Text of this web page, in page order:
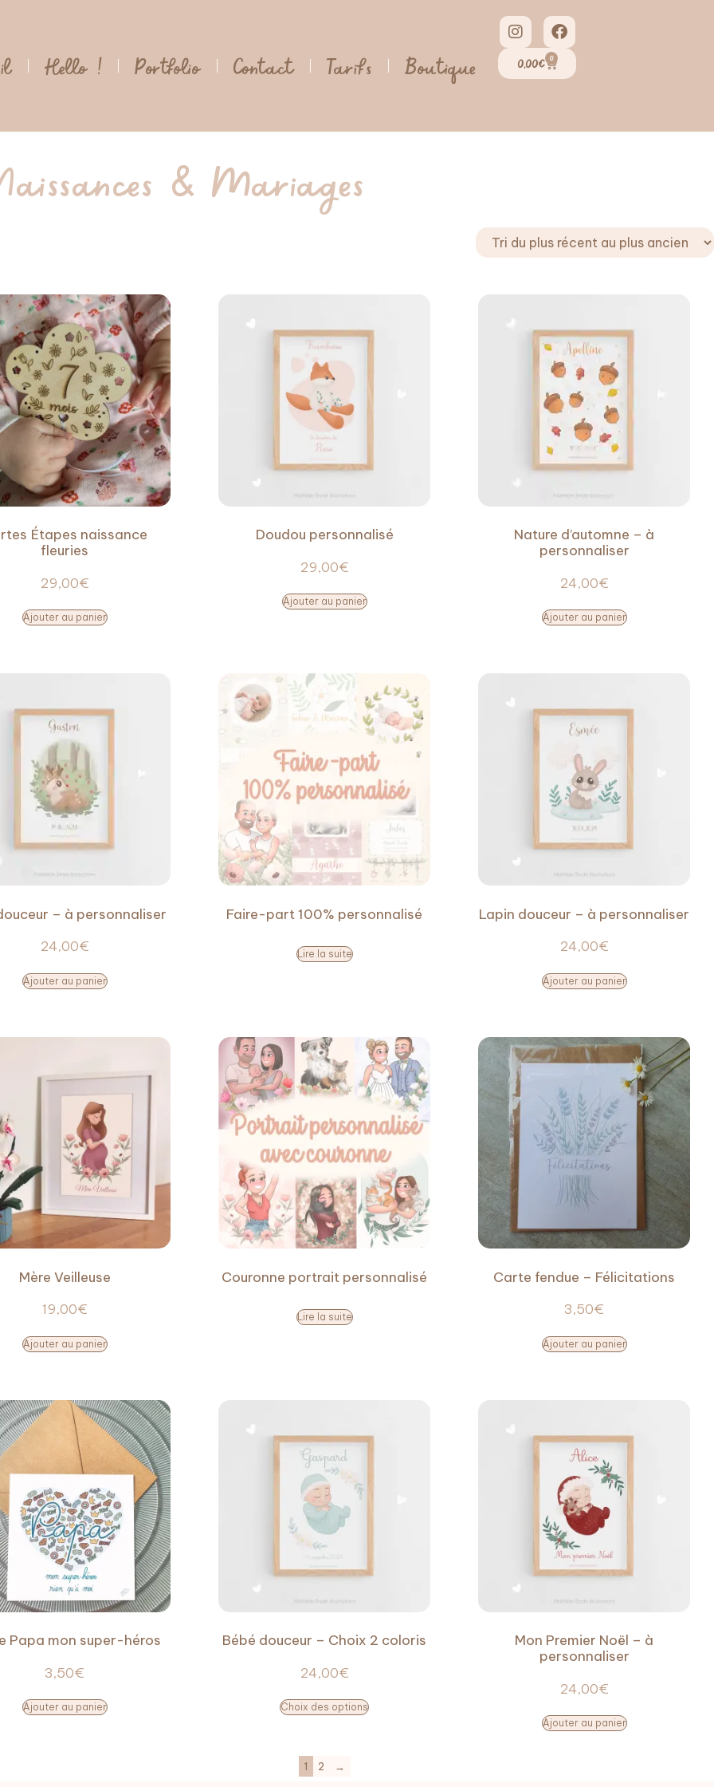
0,00€
0
Hello ! Portfolio Contact Tarifs Boutique
& Mariages
Étapes naissance
fleuries
29,00€
Ajouter au panier
Doudou personnalisé
29,00€
Ajouter au panier
Nature d’automne – à
personnaliser
24,00€
Ajouter au panier
– à personnaliser
24,00€
Ajouter au panier
Faire-part 100% personnalisé
Lire la suite
Lapin douceur – à personnaliser
24,00€
Ajouter au panier
Mère Veilleuse
19,00€
Ajouter au panier
Couronne portrait personnalisé
Lire la suite
Carte fendue – Félicitations
3,50€
Ajouter au panier
Papa mon super-héros
3,50€
Ajouter au panier
Bébé douceur – Choix 2 coloris
24,00€
Choix des options
Mon Premier Noël – à
personnaliser
24,00€
Ajouter au panier
1 2 →